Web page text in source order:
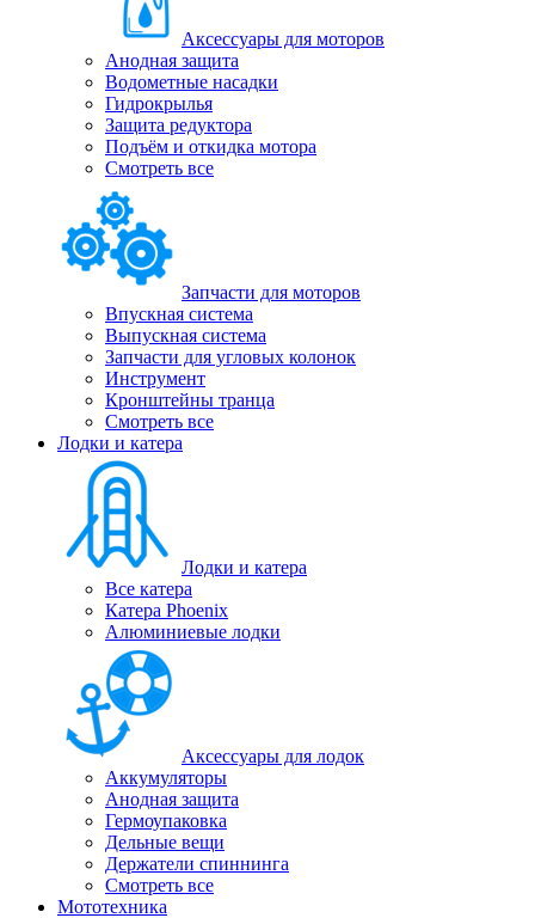
Аксессуары для моторов
Анодная защита
Водометные насадки
Гидрокрылья
Защита редуктора
Подъём и откидка мотора
Смотреть все
Запчасти для моторов
Впускная система
Выпускная система
Запчасти для угловых колонок
Инструмент
Кронштейны транца
Смотреть все
Лодки и катера
Лодки и катера
Все катера
Катера Phoenix
Алюминиевые лодки
Аксессуары для лодок
Аккумуляторы
Анодная защита
Гермоупаковка
Дельные вещи
Держатели спиннинга
Смотреть все
Мототехника